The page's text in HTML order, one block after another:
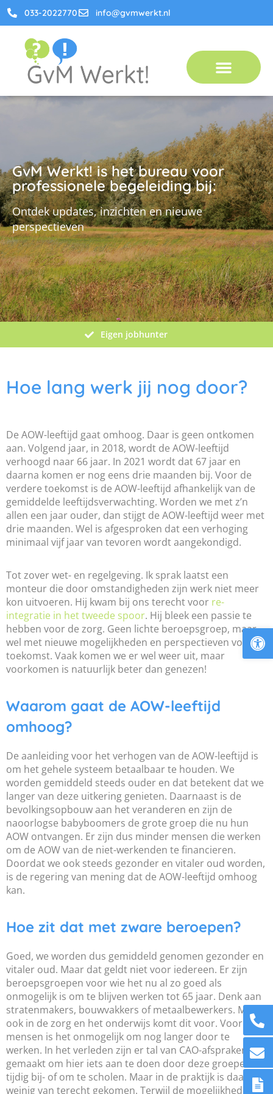
033-2022770 info@gvmwerkt.nl
GvM Werkt! is het bureau voor
professionele begeleiding bij:
Ontdek updates, inzichten en nieuwe
perspectieven
Eigen jobhunter
Hoe lang werk jij nog door?
De AOW-leeftijd gaat omhoog. Daar is geen ontkomen
aan. Volgend jaar, in 2018, wordt de AOW-leeftijd
verhoogd naar 66 jaar. In 2021 wordt dat 67 jaar en
daarna komen er nog eens drie maanden bij. Voor de
verdere toekomst is de AOW-leeftijd afhankelijk van de
gemiddelde leeftijdsverwachting. Worden we met z’n
allen een jaar ouder, dan stijgt de AOW-leeftijd weer met
drie maanden. Wel is afgesproken dat een verhoging
minimaal vijf jaar van tevoren wordt aangekondigd.
Tot zover wet- en regelgeving. Ik sprak laatst een
monteur die door omstandigheden zijn werk niet meer
kon uitvoeren. Hij kwam bij ons terecht voor re-
integratie in het tweede spoor. Hij bleek een passie te
hebben voor de zorg. Geen lichte beroepsgroep, maar
wel met nieuwe mogelijkheden en perspectieven voor de
toekomst. Vaak komen we er wel weer uit, maar
voorkomen is natuurlijk beter dan genezen!
Waarom gaat de AOW-leeftijd
omhoog?
De aanleiding voor het verhogen van de AOW-leeftijd is
om het gehele systeem betaalbaar te houden. We
worden gemiddeld steeds ouder en dat betekent dat we
langer van deze uitkering genieten. Daarnaast is de
bevolkingsopbouw aan het veranderen en zijn de
naoorlogse babyboomers de grote groep die nu hun
AOW ontvangen. Er zijn dus minder mensen die werken
om de AOW van de niet-werkenden te financieren.
Doordat we ook steeds gezonder en vitaler oud worden,
is de regering van mening dat de AOW-leeftijd omhoog
kan.
Hoe zit dat met zware beroepen?
Goed, we worden dus gemiddeld genomen gezonder en
vitaler oud. Maar dat geldt niet voor iedereen. Er zijn
beroepsgroepen voor wie het nu al zo goed als
onmogelijk is om te blijven werken tot 65 jaar. Denk aan
stratenmakers, bouwvakkers of metaalbewerkers. Maar
ook in de zorg en het onderwijs komt dit voor. Voor deze
mensen is het onmogelijk om nog langer door te
werken. In het verleden zijn er tal van CAO-afspraken
gemaakt om hier iets aan te doen door deze groepen
tijdig bij- of om te scholen. Maar in de praktijk is daar
weinig van terecht gekomen. Terwijl de mogelijkheden er